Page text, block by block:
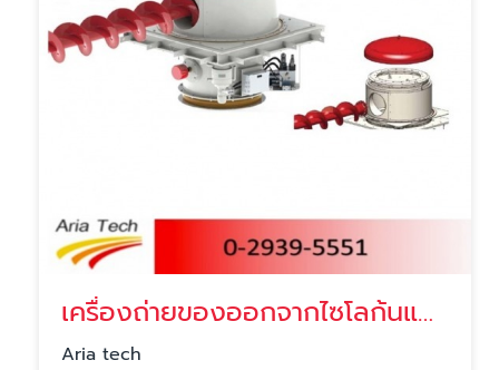
เครื่องถ่ายของออกจากไซโลก้นแบน ราคา
Aria tech